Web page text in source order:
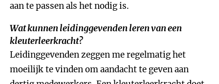
aan te passen als het nodig is.
Wat kunnen leidinggevenden leren van een
kleuterleerkracht?
Leidinggevenden zeggen me regelmatig het
moeilijk te vinden om aandacht te geven aan